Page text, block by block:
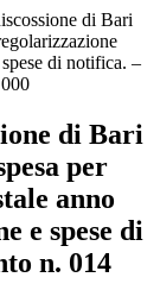
di Bari
di notifica. –
di Bari
per
anno
e spese di
n. 014